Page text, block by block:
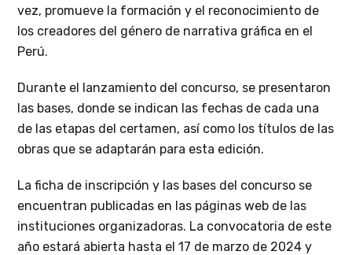
vez, promueve la formación y el reconocimiento de
los creadores del género de narrativa gráfica en el
Perú.
Durante el lanzamiento del concurso, se presentaron
las bases, donde se indican las fechas de cada una
de las etapas del certamen, así como los títulos de las
obras que se adaptarán para esta edición.
La ficha de inscripción y las bases del concurso se
encuentran publicadas en las páginas web de las
instituciones organizadoras. La convocatoria de este
año estará abierta hasta el 17 de marzo de 2024 y